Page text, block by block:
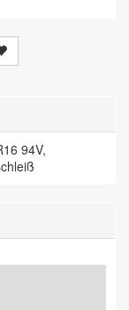
94V,